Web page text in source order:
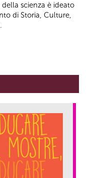
scienza è ideato
di Storia, Culture,